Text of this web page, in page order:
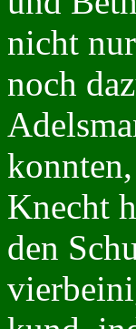
nicht
noch
Knecht
den